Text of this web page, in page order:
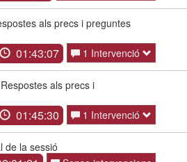
als precs i preguntes
01:43:07 1 Intervenció
als precs i
01:45:30 1 Intervenció
de la sessió